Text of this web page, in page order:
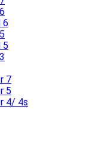
6
5
7
5
4/ 4s